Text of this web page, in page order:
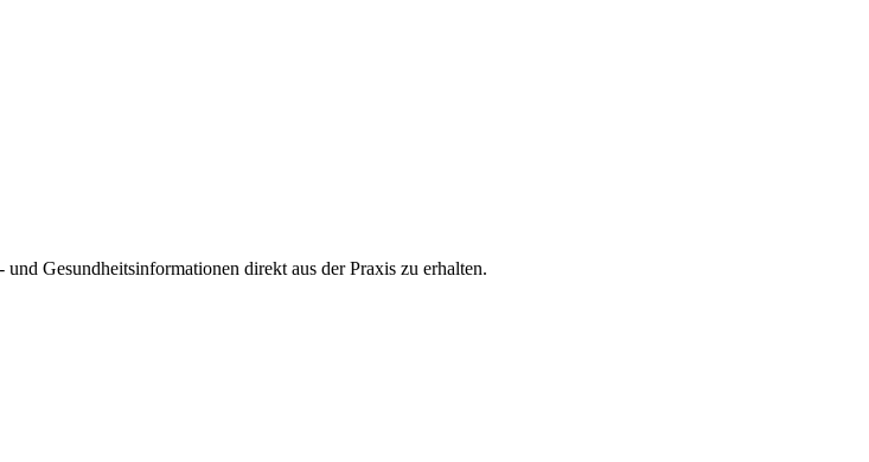
Gesundheitsinformationen direkt aus der Praxis zu erhalten.